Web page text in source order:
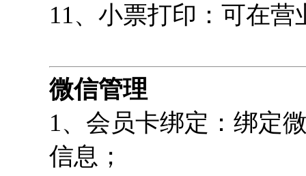
11、小票打印：可在
微信管理
1、会员卡绑定：绑定
信息；